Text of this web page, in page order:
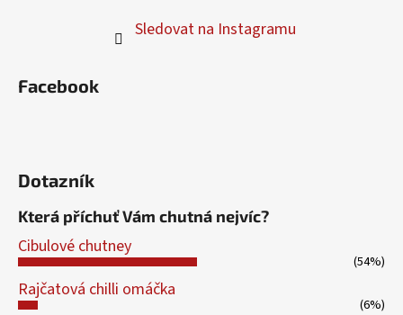
Sledovat na Instagramu
Facebook
Dotazník
Která příchuť Vám chutná nejvíc?
Cibulové chutney
(54%)
Rajčatová chilli omáčka
(6%)